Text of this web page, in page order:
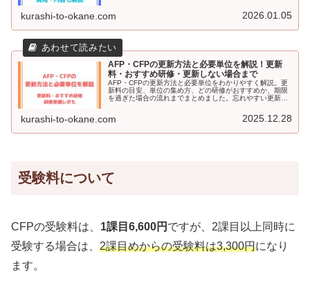
kurashi-to-okane.com 2026.01.05
AFP・CFPの更新方法と必要単位を解説！更新
料・おすすめ研修・更新しない場合まで
AFP・CFPの更新方法と必要単位をわかりやすく解説。更
新料の目安、単位の集め方、どの研修がおすすめか、期限
を過ぎた場合の流れまでまとめました。忘れやすい更新ス
kurashi-to-okane.com 2025.12.28
受験料について
CFPの受験料は、 1課目6,600円 ですが、2課目以上同時に
受験する場合は、 2課目めからの受験料は3,300円になり
ます。